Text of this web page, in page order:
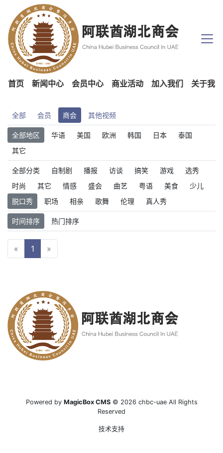
首页 新闻中心 会员中心 商业活动 加入我们 关于我们
全部 会员 商会 其他视频
全部地区 华语 美国 欧洲 韩国 日本
泰国
其它
全部分类 自制剧 播报 访谈 搞笑 游戏
选秀
时尚
其它 情感 盛会 曲艺 粤语 美食
少儿
脱口秀
职场 相亲 歌舞 伦理 真人秀
时间排序 热门排序
« 1 »
Powered by MagicBox CMS © 2026 chbc-uae All Rights
Reserved
技术支持